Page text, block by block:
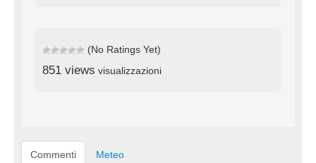
(No Ratings Yet)
851 views visualizzazioni
Commenti Meteo